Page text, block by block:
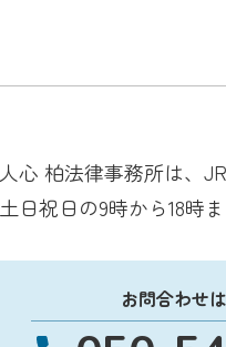
心 柏法律事務所は、
日祝日の9時から18時
お問合わせ